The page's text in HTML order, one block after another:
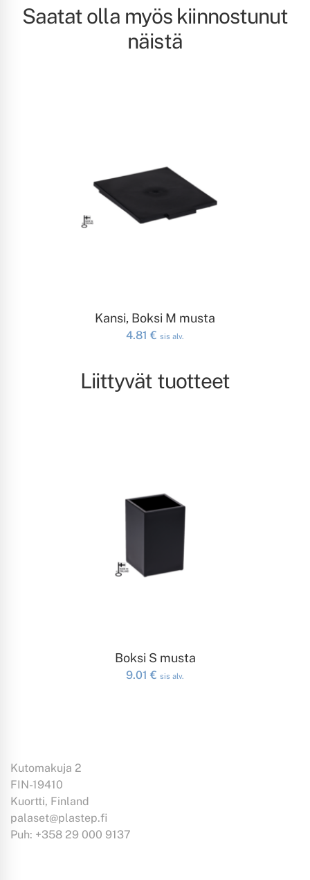
Saatat olla myös kiinnostunut
näistä
LISÄÄ OSTOSKORIIN
Kansi, Boksi M musta
4.81 € sis alv.
Liittyvät tuotteet
LISÄÄ OSTOSKORIIN
Boksi S musta
9.01 € sis alv.
Kutomakuja 2
FIN-19410
Kuortti, Finland
palaset@plastep.fi
Puh: +358 29 000 9137